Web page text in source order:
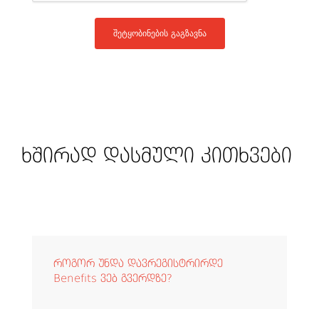
შეტყობინების გაგზავნა
ხშირად დასმული კითხვები
როგორ უნდა დავრეგისტრირდე
Benefits ვებ გვერდზე?